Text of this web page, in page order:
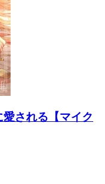
される【マイク